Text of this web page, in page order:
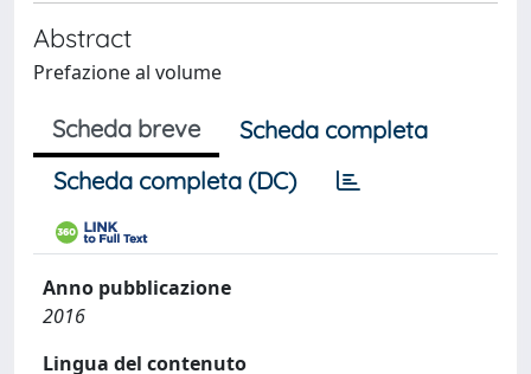
Abstract
Prefazione al volume
Scheda breve
Scheda completa
Scheda completa (DC)
Anno pubblicazione
2016
Lingua del contenuto